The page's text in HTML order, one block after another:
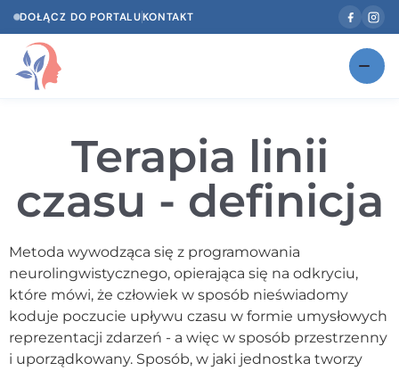
DOŁĄCZ DO PORTALUKONTAKT
Według specjalizacji
Diagnozy psychologiczne
Testy psychologiczne
Dawka wiedzy
Terapia linii
czasu - definicja
Metoda wywodząca się z programowania
neurolingwistycznego, opierająca się na odkryciu,
które mówi, że człowiek w sposób nieświadomy
koduje poczucie upływu czasu w formie umysłowych
reprezentacji zdarzeń - a więc w sposób przestrzenny
i uporządkowany. Sposób, w jaki jednostka tworzy